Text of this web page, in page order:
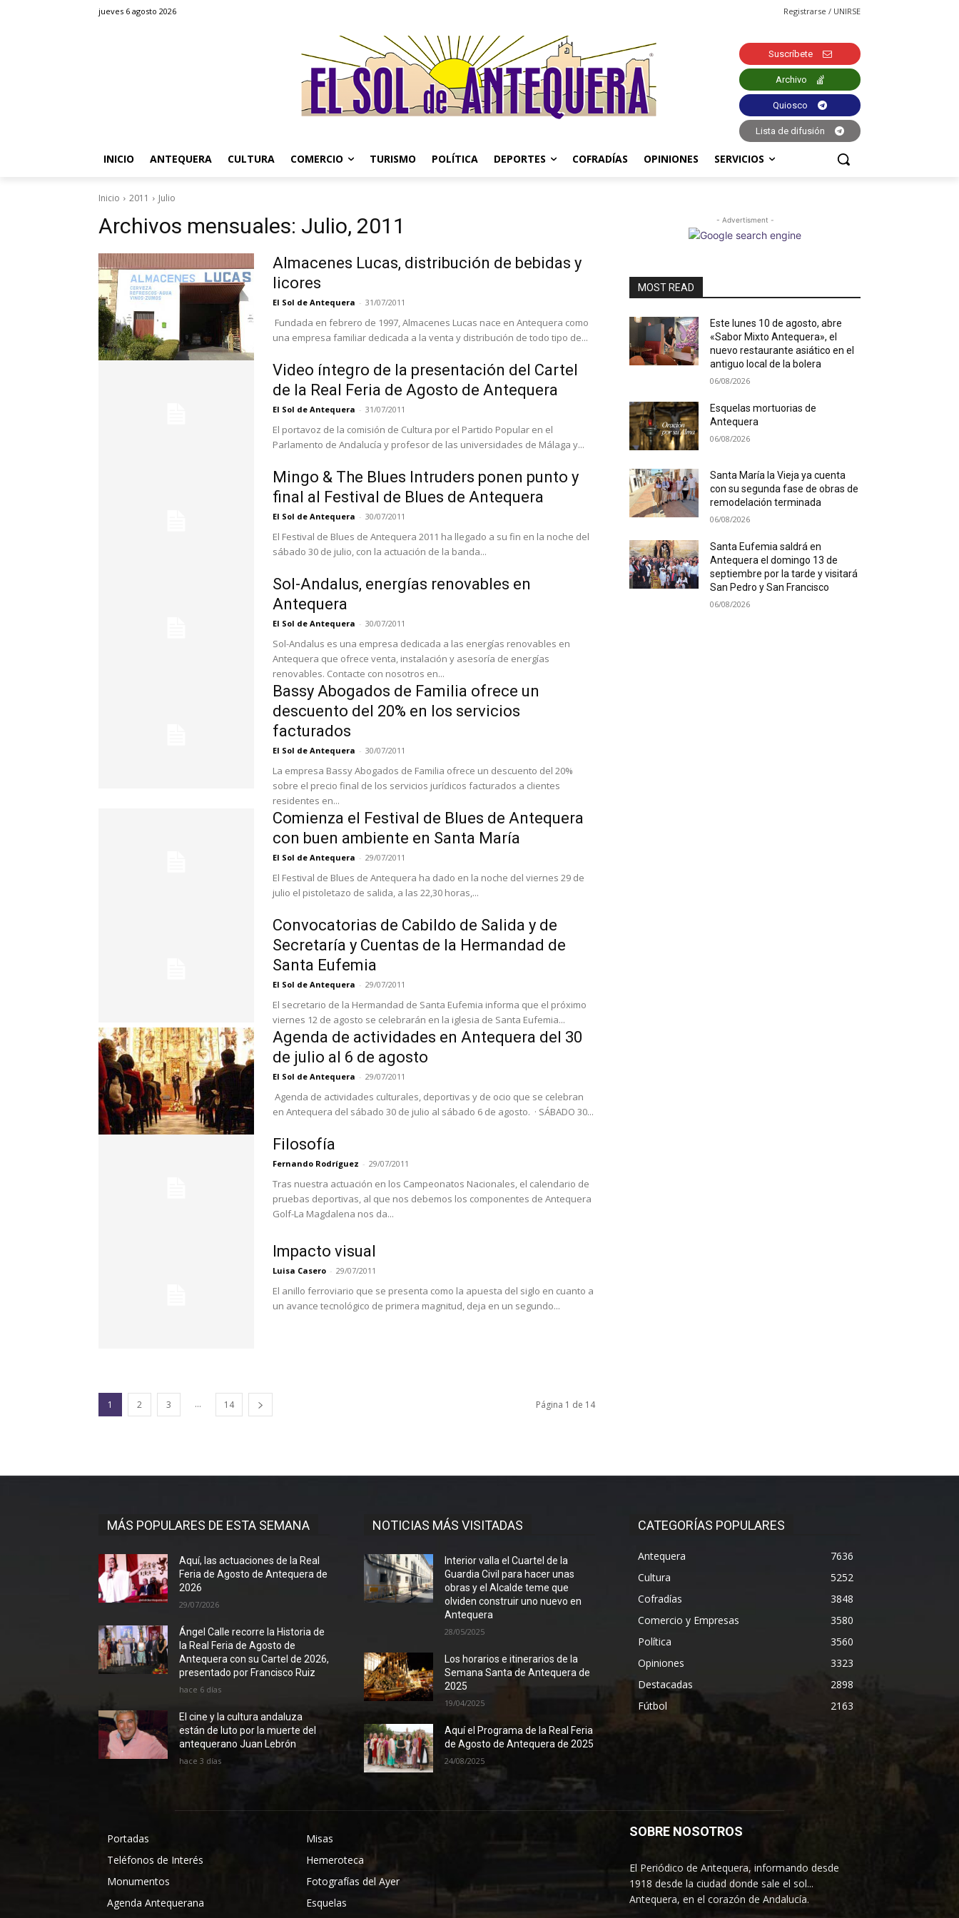
jueves 6 agosto 2026 Registrarse / UNIRSE
Suscríbete
Archivo
Quiosco
Lista de difusión
INICIO ANTEQUERA CULTURA COMERCIO TURISMO POLÍTICA DEPORTES COFRADÍAS OPINIONES SERVICIOS
Inicio 2011 Julio
Archivos mensuales: Julio, 2011
Almacenes Lucas, distribución de bebidas y
licores
El Sol de Antequera - 31/07/2011
Fundada en febrero de 1997, Almacenes Lucas nace en Antequera como
una empresa familiar dedicada a la venta y distribución de todo tipo de...
Video íntegro de la presentación del Cartel
de la Real Feria de Agosto de Antequera
El Sol de Antequera - 31/07/2011
El portavoz de la comisión de Cultura por el Partido Popular en el
Parlamento de Andalucía y profesor de las universidades de Málaga y...
Mingo & The Blues Intruders ponen punto y
final al Festival de Blues de Antequera
El Sol de Antequera - 30/07/2011
El Festival de Blues de Antequera 2011 ha llegado a su fin en la noche del
sábado 30 de julio, con la actuación de la banda...
Sol-Andalus, energías renovables en
Antequera
El Sol de Antequera - 30/07/2011
Sol-Andalus es una empresa dedicada a las energías renovables en
Antequera que ofrece venta, instalación y asesoría de energías
renovables. Contacte con nosotros en...
Bassy Abogados de Familia ofrece un
descuento del 20% en los servicios
facturados
El Sol de Antequera - 30/07/2011
La empresa Bassy Abogados de Familia ofrece un descuento del 20%
sobre el precio final de los servicios jurídicos facturados a clientes
residentes en...
Comienza el Festival de Blues de Antequera
con buen ambiente en Santa María
El Sol de Antequera - 29/07/2011
El Festival de Blues de Antequera ha dado en la noche del viernes 29 de
julio el pistoletazo de salida, a las 22,30 horas,...
Convocatorias de Cabildo de Salida y de
Secretaría y Cuentas de la Hermandad de
Santa Eufemia
El Sol de Antequera - 29/07/2011
El secretario de la Hermandad de Santa Eufemia informa que el próximo
viernes 12 de agosto se celebrarán en la iglesia de Santa Eufemia...
Agenda de actividades en Antequera del 30
de julio al 6 de agosto
El Sol de Antequera - 29/07/2011
Agenda de actividades culturales, deportivas y de ocio que se celebran
en Antequera del sábado 30 de julio al sábado 6 de agosto. · SÁBADO 30...
Filosofía
Fernando Rodríguez - 29/07/2011
Tras nuestra actuación en los Campeonatos Nacionales, el calendario de
pruebas deportivas, al que nos debemos los componentes de Antequera
Golf-La Magdalena nos da...
Impacto visual
Luisa Casero - 29/07/2011
El anillo ferroviario que se presenta como la apuesta del siglo en cuanto a
un avance tecnológico de primera magnitud, deja en un segundo...
1 2 3 ... 14 Página 1 de 14
- Advertisment -
MOST READ
Este lunes 10 de agosto, abre
«Sabor Mixto Antequera», el
nuevo restaurante asiático en el
antiguo local de la bolera
06/08/2026
Esquelas mortuorias de
Antequera
06/08/2026
Santa María la Vieja ya cuenta
con su segunda fase de obras de
remodelación terminada
06/08/2026
Santa Eufemia saldrá en
Antequera el domingo 13 de
septiembre por la tarde y visitará
San Pedro y San Francisco
06/08/2026
MÁS POPULARES DE ESTA SEMANA
Aquí, las actuaciones de la Real
Feria de Agosto de Antequera de
2026
29/07/2026
Ángel Calle recorre la Historia de
la Real Feria de Agosto de
Antequera con su Cartel de 2026,
presentado por Francisco Ruiz
hace 6 días
El cine y la cultura andaluza
están de luto por la muerte del
antequerano Juan Lebrón
hace 3 días
NOTICIAS MÁS VISITADAS
Interior valla el Cuartel de la
Guardia Civil para hacer unas
obras y el Alcalde teme que
olviden construir uno nuevo en
Antequera
28/05/2025
Los horarios e itinerarios de la
Semana Santa de Antequera de
2025
19/04/2025
Aquí el Programa de la Real Feria
de Agosto de Antequera de 2025
24/08/2025
CATEGORÍAS POPULARES
Antequera
7636
Cultura
5252
Cofradías
3848
Comercio y Empresas
3580
Política
3560
Opiniones
3323
Destacadas
2898
Fútbol
2163
Portadas
Teléfonos de Interés
Monumentos
Agenda Antequerana
Misas
Hemeroteca
Fotografías del Ayer
Esquelas
SOBRE NOSOTROS
El Periódico de Antequera, informando desde
1918 desde la ciudad donde sale el sol...
Antequera, en el corazón de Andalucía.